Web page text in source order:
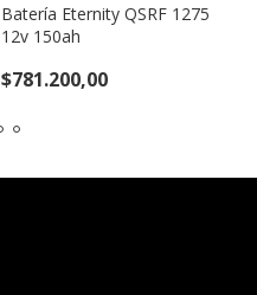
Batería Eternity QSRF 1275
12v 150ah
$781.200,00